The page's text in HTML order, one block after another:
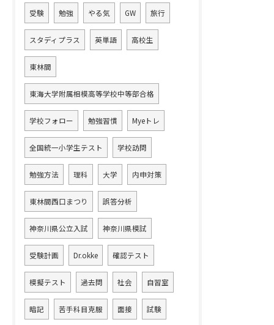
受験 勉強 やる気 GW 旅行
スタディプラス 英単語 高校生
東林間
東海大学附属相模高等学校中等部合格
学校フォロー 勉強習慣 Myeトレ
全国統一小学生テスト 学校訪問
勉強方法 理科 大学 内申対策
東林間西口まつり 誤答分析
神奈川県公立入試 神奈川県模試
受験計画 Dr.okke 確認テスト
模擬テスト 過去問 社会 自習室
暗記 苦手科目克服 面接 試験